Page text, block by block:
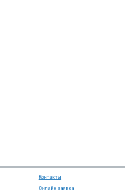
Контакты
Онлайн заявка